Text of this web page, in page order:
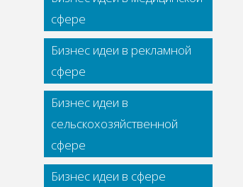
сфере
Бизнес идеи в рекламной
сфере
Бизнес идеи в
сельскохозяйственной
сфере
Бизнес идеи в сфере